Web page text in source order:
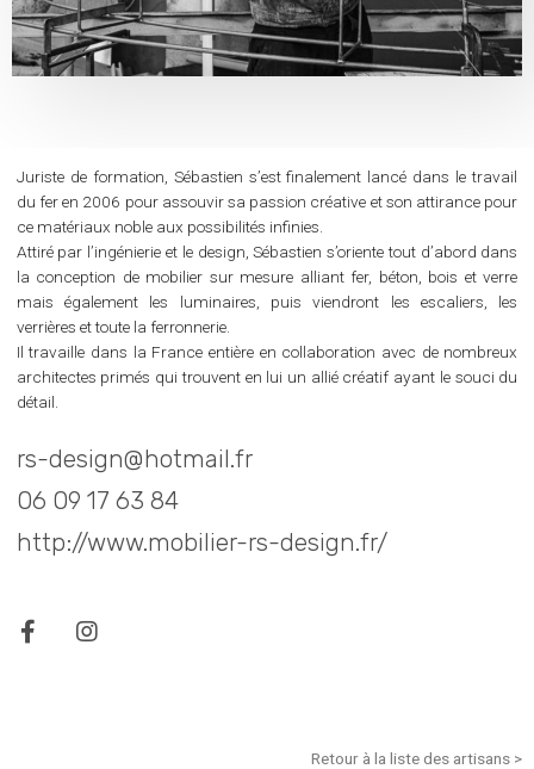
Juriste de formation, Sébastien s’est finalement lancé dans le travail
du fer en 2006 pour assouvir sa passion créative et son attirance pour
ce matériaux noble aux possibilités infinies.
Attiré par l’ingénierie et le design, Sébastien s’oriente tout d’abord dans
la conception de mobilier sur mesure alliant fer, béton, bois et verre
mais également les luminaires, puis viendront les escaliers, les
verrières et toute la ferronnerie.
Il travaille dans la France entière en collaboration avec de nombreux
architectes primés qui trouvent en lui un allié créatif ayant le souci du
détail.
rs-design@hotmail.fr
06 09 17 63 84
http://www.mobilier-rs-design.fr/
Retour à la liste des artisans >